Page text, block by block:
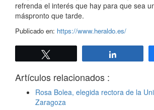
refrenda el interés que hay para que sea
máspronto que tarde.
Publicado en: https://www.heraldo.es/
Artículos relacionados :
Rosa Bolea, elegida rectora de la
Zaragoza